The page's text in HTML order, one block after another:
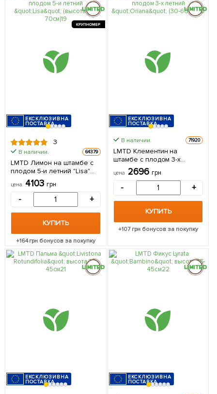
КРУПНОМЕР
ЕКСКЛЮЗИВНА
ПОСТАВКА
3
В наличии. 64379
LMTD Лимон на штамбе с
плодом 5-и летний "Lisa"
(высота 50-70см) из
Нидерландов 1 саженец в
упаковке (комнатный)
цена 4103 грн
- +
КУПИТЬ
+164грн бонусов за покупку
ЕКСКЛЮЗИВНА
ПОСТАВКА
В наличии. 71920
LMTD Клементин на
штамбе с плодом 3-х
летний "Oriana" (30-60см)
из Нидерландов 1 саженец
в упаковке (комнатный)
цена 2696 грн
- +
КУПИТЬ
+107грн бонусов за покупку
ЕКСКЛЮЗИВНА
ПОСТАВКА
ЕКСКЛЮЗИВНА
ПОСТАВКА